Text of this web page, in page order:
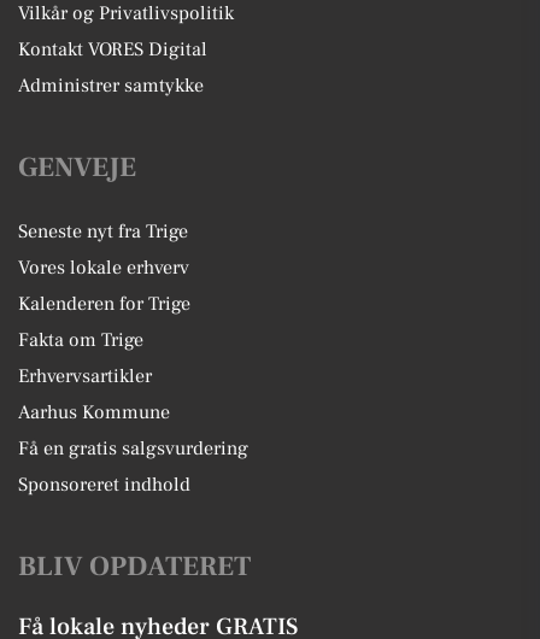
Vilkår og Privatlivspolitik
Kontakt VORES Digital
Administrer samtykke
GENVEJE
Seneste nyt fra Trige
Vores lokale erhverv
Kalenderen for Trige
Fakta om Trige
Erhvervsartikler
Aarhus Kommune
Få en gratis salgsvurdering
Sponsoreret indhold
BLIV OPDATERET
Få lokale nyheder GRATIS